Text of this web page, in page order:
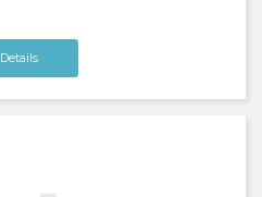
Details